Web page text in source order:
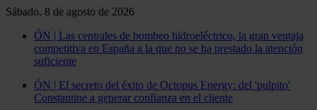
Sábado, 8 de agosto de 2026
ÓN | Las centrales de bombeo hidroeléctrico, la gran ventaja
competitiva en España a la que no se ha prestado la atención
suficiente
ÓN | El secreto del éxito de Octopus Energy: del 'pulpito'
Constantine a generar confianza en el cliente